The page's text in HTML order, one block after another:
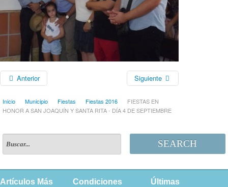
Anterior Siguiente
Inicio Municipio Fiestas Fiestas 2016
FIESTAS EN
HONOR A SAN JOAQUÍN Y SANTA RITA - DÍA 4 DE SEPTIEMBRE
SEARCH
Artículos Más
Condiciones
Últimas